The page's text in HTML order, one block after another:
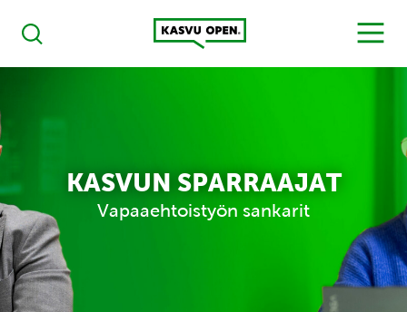
Haku
Kasvu Open
MENU
KASVUN SPARRAAJAT
Vapaaehtoistyön sankarit